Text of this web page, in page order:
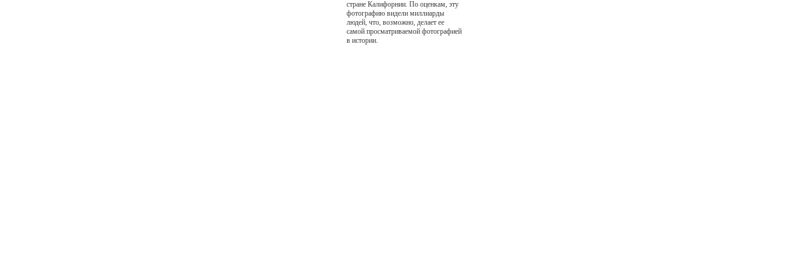
стране Калифорнии. По оценкам, эту
фотографию видели миллиарды
людей, что, возможно, делает ее
самой просматриваемой фотографией
в истории.